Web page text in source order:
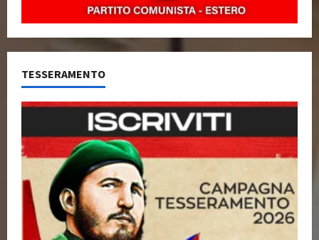
TESSERAMENTO